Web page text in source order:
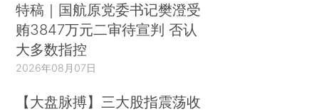
特稿｜国航原党委书记樊澄受
贿3847万元二审待宣判 否认
大多数指控
2026年08月07日
【大盘脉搏】三大股指震荡收